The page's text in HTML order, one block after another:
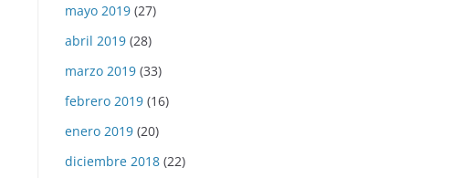
mayo 2019 (27)
abril 2019 (28)
marzo 2019 (33)
febrero 2019 (16)
enero 2019 (20)
diciembre 2018 (22)